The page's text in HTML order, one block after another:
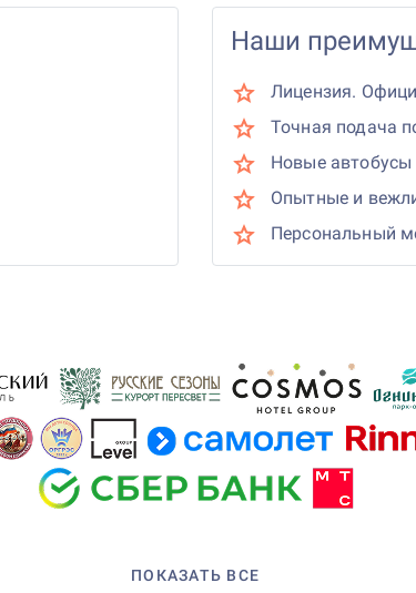
Наши
Лицензия.
Точная подача
Новые автобусы
Опытные и
Персональный
ПОКАЗАТЬ ВСЕ